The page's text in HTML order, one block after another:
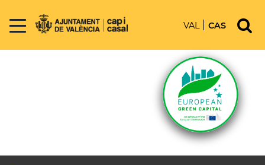
VAL CAS